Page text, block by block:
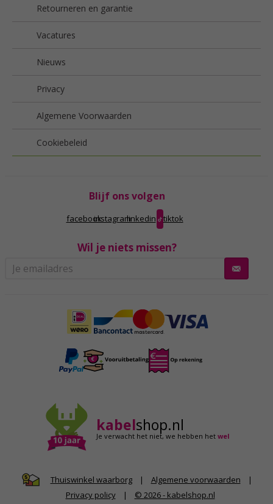
Retourneren en garantie
Vacatures
Nieuws
Privacy
Algemene Voorwaarden
Cookiebeleid
Blijf ons volgen
facebookinstagramlinkedin tiktok
Wil je niets missen?
kabelshop.nl
Je verwacht het niet,we hebben hetwel
Thuiswinkel waarborg | Algemene voorwaarden
|
Privacy policy
| © 2026 - kabelshop.nl